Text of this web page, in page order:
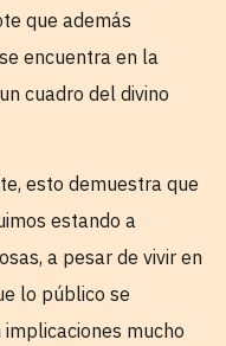
que además
encuentra en la
cuadro del divino
esto demuestra que
estando a
a pesar de vivir en
lo público se
mucho